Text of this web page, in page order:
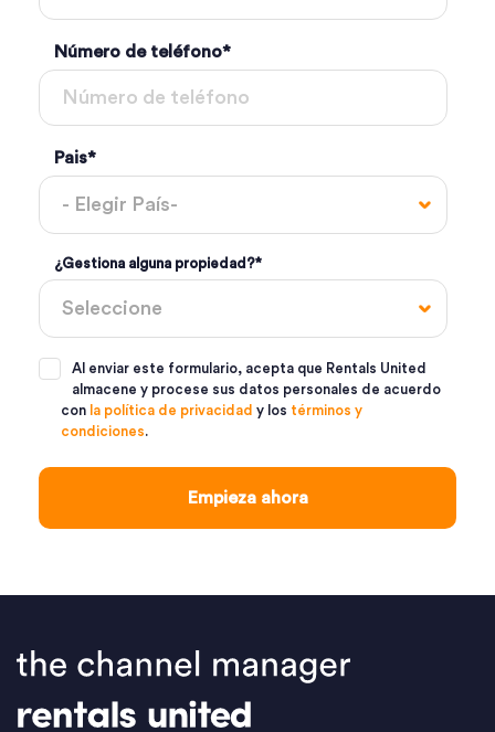
Número de teléfono*
Pais*
¿Gestiona alguna propiedad?*
Al enviar este formulario, acepta que Rentals United
almacene y procese sus datos personales de acuerdo
con la política de privacidad y los términos y
condiciones.